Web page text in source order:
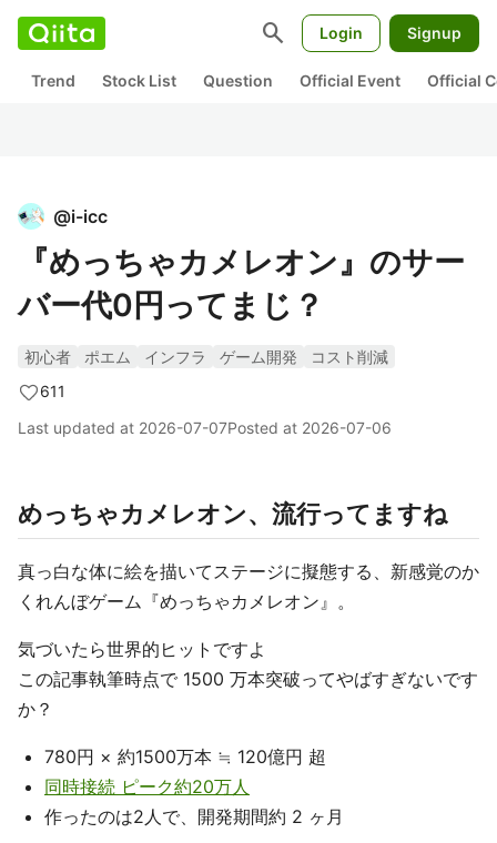
search Login Signup
Trend Stock List Question Official Event Official
@i-icc
『めっちゃカメレオン』のサー
バー代0円ってまじ？
初心者 ポエム インフラ ゲーム開発
コスト削減
611
Last updated at 2026-07-07Posted at 2026-07-06
めっちゃカメレオン、流行ってますね
真っ白な体に絵を描いてステージに擬態する、新感覚のか
くれんぼゲーム『めっちゃカメレオン』。
気づいたら世界的ヒットですよ
この記事執筆時点で 1500 万本突破ってやばすぎないです
か？
780円 × 約1500万本 ≒ 120億円 超
同時接続 ピーク約20万人
作ったのは2人で、開発期間約 2 ヶ月